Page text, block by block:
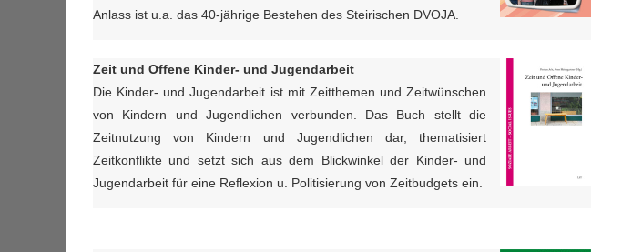
Anlass ist u.a. das 40-jährige Bestehen des Steirischen DVOJA.
Zeit und Offene Kinder- und Jugendarbeit
Die Kinder- und Jugendarbeit ist mit Zeitthemen und Zeitwünschen
von Kindern und Jugendlichen verbunden. Das Buch stellt die
Zeitnutzung von Kindern und Jugendlichen dar, thematisiert
Zeitkonflikte und setzt sich aus dem Blickwinkel der Kinder- und
Jugendarbeit für eine Reflexion u. Politisierung von Zeitbudgets ein.